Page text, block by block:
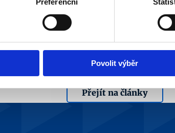
Preferenční
Povolit výběr
Předdůchod a daňový
přeplatek
Při odchodu do předdůchodu pozor
na daňový přeplatek.
Více info
Přejít na články